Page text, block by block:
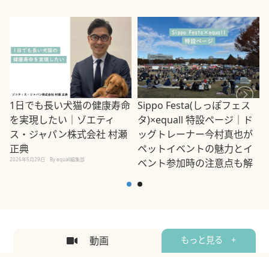
1日でも長い犬猫の健康寿命
を実現したい｜ゾエティ
ス・ジャパン株式会社 村瀬
正典
2026年5月29日 By equall編集部
Sippo Festa(しっぽフェス
タ)×equall 特設ページ｜ド
ッグトレーナー今村真也が
ペットイベントの魅力とイ
ベント参加時の注意点も解
2026年5月12日
動画 もっと見る +